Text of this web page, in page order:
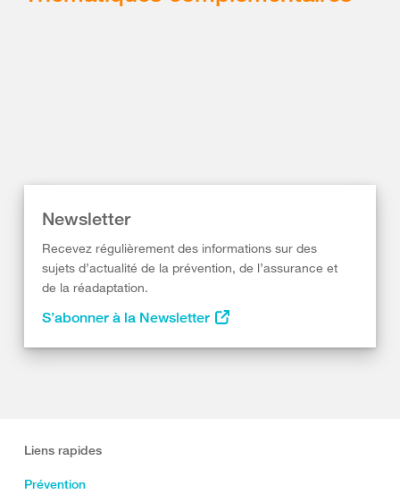
Newsletter
Recevez régulièrement des informations sur des
sujets d’actualité de la prévention, de l’assurance et
de la réadaptation.
S’abonner à la Newsletter
Liens rapides
Prévention